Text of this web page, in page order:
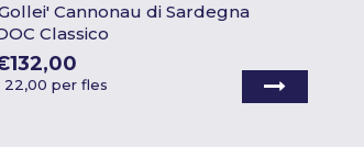
Cannonau di Sardegna
Classico
22,00 per fles